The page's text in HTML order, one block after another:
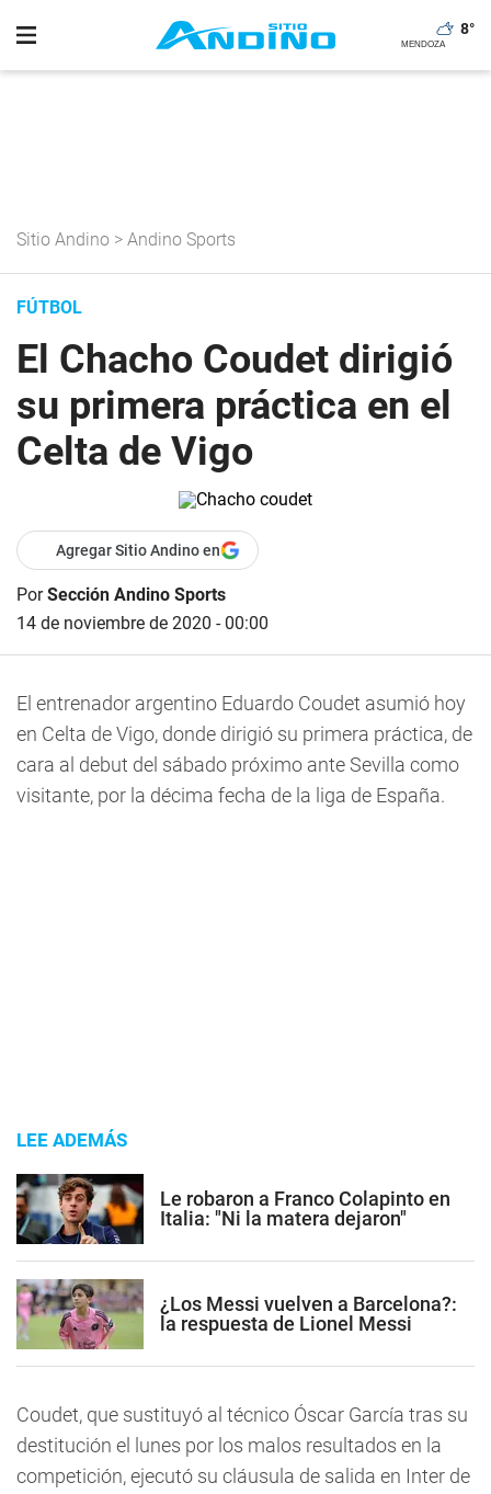
8°
Sitio Andino > Andino Sports
FÚTBOL
El Chacho Coudet dirigió
su primera práctica en el
Celta de Vigo
Agregar Sitio Andino en
PorSección Andino Sports
14 de noviembre de 2020 - 00:00
El entrenador argentino Eduardo Coudet asumió hoy
en Celta de Vigo, donde dirigió su primera práctica, de
cara al debut del sábado próximo ante Sevilla como
visitante, por la décima fecha de la liga de España.
LEE ADEMÁS
Le robaron a Franco Colapinto en
Italia: "Ni la matera dejaron"
¿Los Messi vuelven a Barcelona?:
la respuesta de Lionel Messi
Coudet, que sustituyó al técnico Óscar García tras su
destitución el lunes por los malos resultados en la
competición, ejecutó su cláusula de salida en Inter de